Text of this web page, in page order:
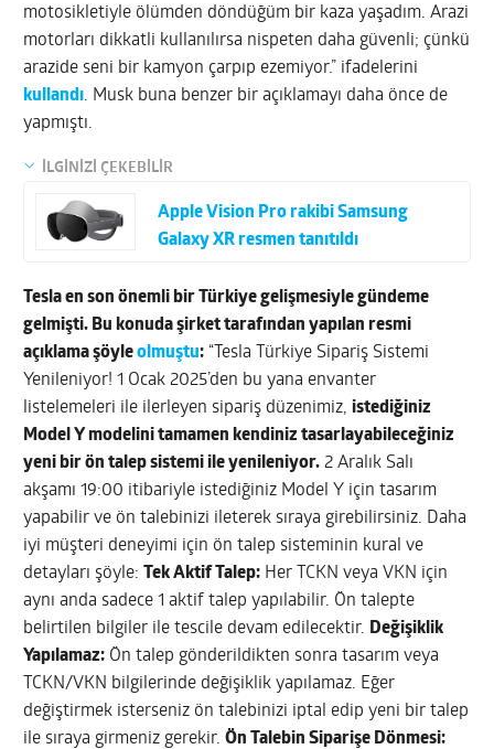
motosikletiyle ölümden döndüğüm bir kaza yaşadım. Arazi
motorları dikkatli kullanılırsa nispeten daha güvenli; çünkü
arazide seni bir kamyon çarpıp ezemiyor.” ifadelerini
kullandı. Musk buna benzer bir açıklamayı daha önce de
yapmıştı.
İLGİNİZİ ÇEKEBİLİR
Apple Vision Pro rakibi Samsung
Galaxy XR resmen tanıtıldı
Tesla en son önemli bir Türkiye gelişmesiyle gündeme
gelmişti. Bu konuda şirket tarafından yapılan resmi
açıklama şöyleolmuştu: “Tesla Türkiye Sipariş Sistemi
Yenileniyor! 1 Ocak 2025’den bu yana envanter
listelemeleri ile ilerleyen sipariş düzenimiz,istediğiniz
Model Y modelini tamamen kendiniz tasarlayabileceğiniz
yeni bir ön talep sistemi ile yenileniyor. 2 Aralık Salı
akşamı 19:00 itibariyle istediğiniz Model Y için tasarım
yapabilir ve ön talebinizi ileterek sıraya girebilirsiniz. Daha
iyi müşteri deneyimi için ön talep sisteminin kural ve
detayları şöyle:
Tek Aktif Talep: Her TCKN veya VKN için
aynı anda sadece 1 aktif talep yapılabilir. Ön talepte
belirtilen bilgiler ile tescile devam edilecektir. Değişiklik
Yapılamaz: Ön talep gönderildikten sonra tasarım veya
TCKN/VKN bilgilerinde değişiklik yapılamaz. Eğer
değiştirmek isterseniz ön talebinizi iptal edip yeni bir talep
ile sıraya girmeniz gerekir.Ön Talebin Siparişe Dönmesi: